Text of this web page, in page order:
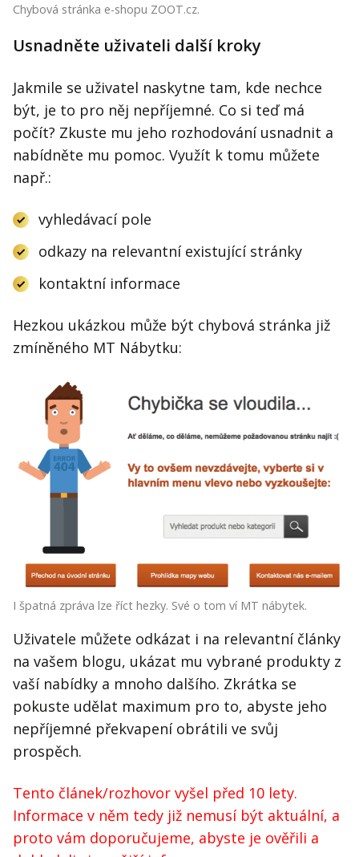
Chybová stránka e-shopu ZOOT.cz.
Usnadněte uživateli další kroky
Jakmile se uživatel naskytne tam, kde nechce
být, je to pro něj nepříjemné. Co si teď má
počít? Zkuste mu jeho rozhodování usnadnit a
nabídněte mu pomoc. Využít k tomu můžete
např.:
vyhledávací pole
odkazy na relevantní existující stránky
kontaktní informace
Hezkou ukázkou může být chybová stránka již
zmíněného MT Nábytku:
I špatná zpráva lze říct hezky. Své o tom ví MT nábytek.
Uživatele můžete odkázat i na relevantní články
na vašem blogu, ukázat mu vybrané produkty z
vaší nabídky a mnoho dalšího. Zkrátka se
pokuste udělat maximum pro to, abyste jeho
nepříjemné překvapení obrátili ve svůj
prospěch.
Tento článek/rozhovor vyšel před 10 lety.
Informace v něm tedy již nemusí být aktuální, a
proto vám doporučujeme, abyste je ověřili a